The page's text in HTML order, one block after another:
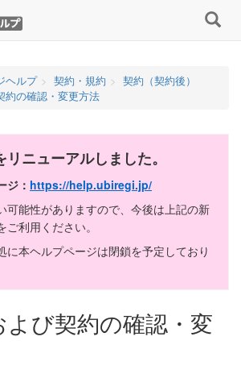
検
索
ヘルプ 契約・規約
契約（契約後）
約の確認・変更方法
ニューアルしました。
ジ： https://help.ubiregi.jp/
可能性がありますので、今後は上記の新
利用ください。
に本ヘルプページは閉鎖を予定しており
び契約の確認・変